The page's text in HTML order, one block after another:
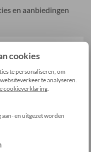
cookies
te personaliseren, om
te analyseren.
cookieverklaring
en uitgezet worden
en aanbiedingen